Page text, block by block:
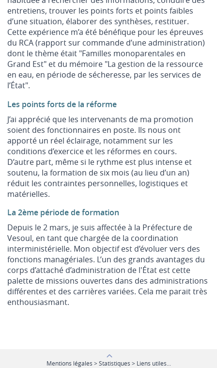
entretiens, trouver les points forts et points faibles
d’une situation, élaborer des synthèses, restituer.
Cette expérience m’a été bénéfique pour les épreuves
du RCA (rapport sur commande d’une administration)
dont le thème était "Familles monoparentales en
Grand Est" et du mémoire "La gestion de la ressource
en eau, en période de sécheresse, par les services de
l’État".
Les points forts de la réforme
J’ai apprécié que les intervenants de ma promotion
soient des fonctionnaires en poste. Ils nous ont
apporté un réel éclairage, notamment sur les
conditions d’exercice et les réformes en cours.
D’autre part, même si le rythme est plus intense et
soutenu, la formation de six mois (au lieu d’un an)
réduit les contraintes personnelles, logistiques et
matérielles.
La 2ème période de formation
Depuis le 2 mars, je suis affectée à la Préfecture de
Vesoul, en tant que chargée de la coordination
interministérielle. Mon objectif est d’évoluer vers des
fonctions managériales. L’un des grands avantages du
corps d’attaché d’administration de l'État est cette
palette de missions ouvertes dans des administrations
différentes et des carrières variées. Cela me parait très
enthousiasmant.
Mentions légales > Statistiques > Liens utiles...